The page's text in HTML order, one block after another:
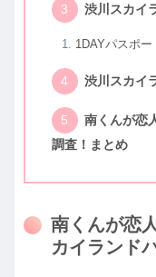
渋川スカイ
1DAYパスポー
渋川スカイ
南くんが恋
調査！まとめ
南くんが恋
カイランド